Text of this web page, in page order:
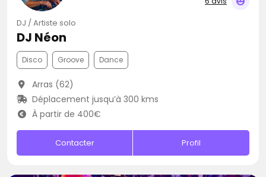
DJ / Artiste solo
DJ Néon
Disco Groove Dance
Arras (62)
Déplacement jusqu’à 300 kms
À partir de 400€
Contacter Profil